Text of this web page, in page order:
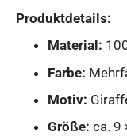
Produktdetails:
Material:
Farbe:
Motiv:
Größe: ca. 9